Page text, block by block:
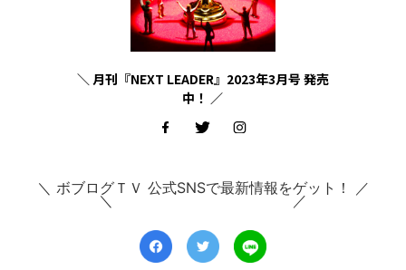
＼ 月刊『NEXT LEADER』2023年3月号 発売
中！ ／
＼ ボブログＴＶ 公式SNSで最新情報をゲット！ ／